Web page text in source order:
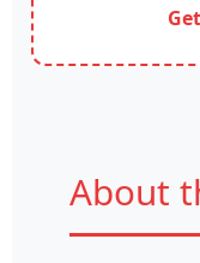
About